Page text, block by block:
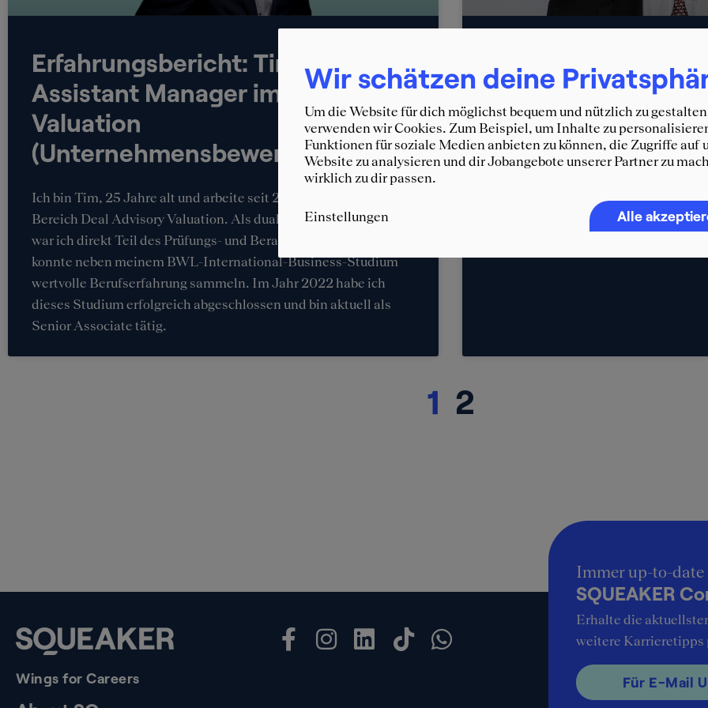
Erfahrungsbericht: Tim,
Assistant Manager im Bereich
Valuation
(Unternehmensbewertung)
Ich bin Tim, 25 Jahre alt und arbeite seit 2019 bei KPMG im
Bereich Deal Advisory Valuation. Als dualer Student bei KPMG
war ich direkt Teil des Prüfungs- und Beratungsgeschäfts und
konnte neben meinem BWL-International-Business-Studium
wertvolle Berufserfahrung sammeln. Im Jahr 2022 habe ich
dieses Studium erfolgreich abgeschlossen und bin aktuell als
Senior Associate tätig.
Senior Manager
Strategieberatung
Ich bin Adrian, 37 Jahre alt, und
Bereich Strategieberatung. Nach
Accounting sowie Strategic
Trainee bei KPMG eingestiegen.
1 2
Wings for Careers
Immer up-to-date
SQUEAKER
Erhalte die
weitere Karrieretipps
Für E-Mail
Wir schätzen deine
Um die Website für dich möglichst bequem und nützlich zu
verwenden wir Cookies. Zum Beispiel, um Inhalte zu
Funktionen für soziale Medien anbieten zu können, die Zugriffe auf
Website zu analysieren und dir Jobangebote unserer Partner zu
wirklich zu dir passen.
Einstellungen Alle